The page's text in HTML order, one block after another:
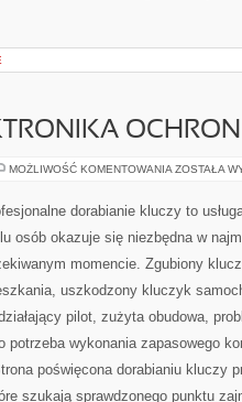
MOŻLIWOŚĆ KOMENTOWANIA
OCHRONNA
ZOSTAŁA
dorabianie kluczy to
osób okazuje się niezbędna w
momencie. Zgubiony
uszkodzony kluczyk
pilot, zużyta obudowa,
potrzeba wykonania zapasowego
poświęcona dorabianiu kluczy
szukają sprawdzonego punktu